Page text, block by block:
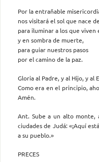
Por la entrañable
nos visitará el sol que nace
para iluminar a los que viven
y en sombra de muerte,
para guiar nuestros pasos
por el camino de la paz.
Gloria al Padre, y al Hijo, y al
Como era en el principio,
Amén.
Ant. Sube a un alto monte,
ciudades de Judá: «¡Aquí
a su pueblo.»
PRECES